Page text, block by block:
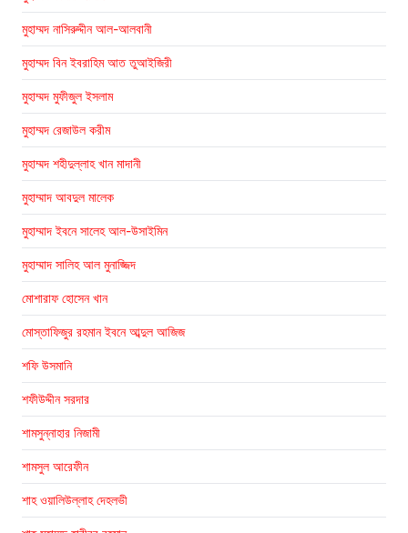
মুহাম্মদ নাসিরুদ্দীন আল-আলবানী
মুহাম্মদ বিন ইবরাহিম আত তুআইজিরী
মুহাম্মদ মুফীজুল ইসলাম
মুহাম্মদ রেজাউল করীম
মুহাম্মদ শহীদুল্লাহ খান মাদানী
মুহাম্মাদ আবদুল মালেক
মুহাম্মাদ ইবনে সালেহ আল-উসাইমিন
মুহাম্মাদ সালিহ আল মুনাজ্জিদ
মোশারাফ হোসেন খান
মোস্তাফিজুর রহমান ইবনে আব্দুল আজিজ
শফি উসমানি
শফীউদ্দীন সরদার
শামসুন্নাহার নিজামী
শামসুল আরেফীন
শাহ ওয়ালিউল্লাহ দেহলভী